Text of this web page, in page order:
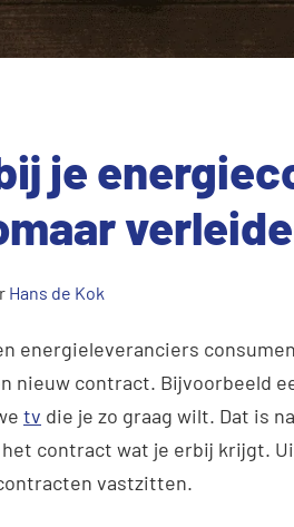
je
Hans de Kok
energieleveranciers
nieuw contract. Bijvoorbeeld
tv die je zo graag wilt. Dat is
contract wat je erbij krijgt.
vastzitten.